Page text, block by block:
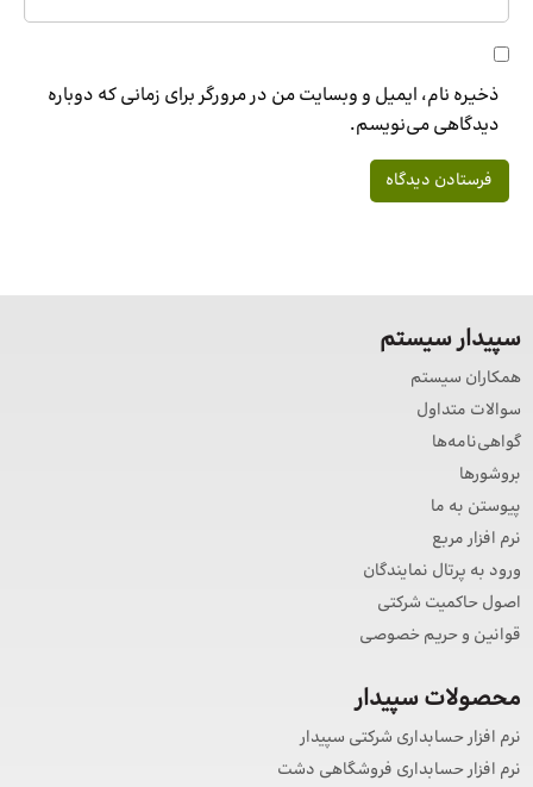
ذخیره نام، ایمیل و وبسایت من در مرورگر برای زمانی که دوباره
دیدگاهی می‌نویسم.
سپیدار سیستم
همکاران سیستم
سوالات متداول
گواهی‌نامه‌ها
بروشورها
پیوستن به ما
نرم افزار مربع
ورود به پرتال نمایندگان
اصول حاکمیت شرکتی
قوانین و حریم خصوصی
محصولات سپیدار
نرم افزار حسابداری شرکتی سپیدار
نرم افزار حسابداری فروشگاهی دشت